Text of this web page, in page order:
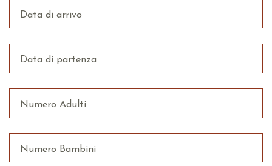
Data di arrivo
Data di partenza
Numero Adulti
Numero Bambini